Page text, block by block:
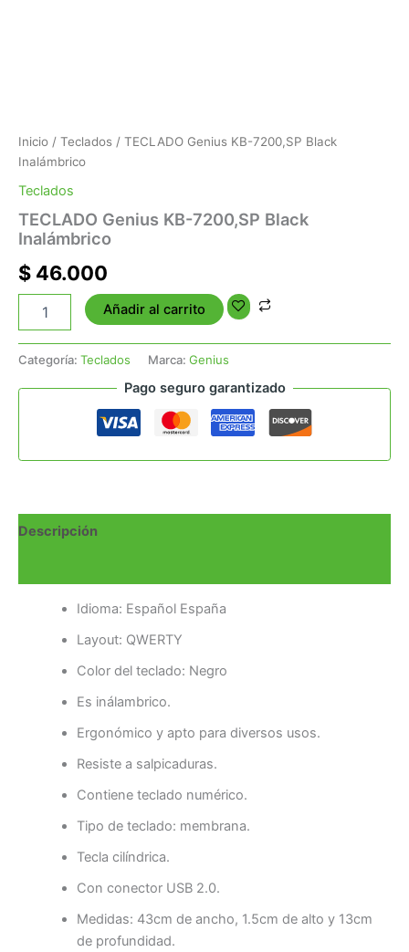
Inicio / Teclados / TECLADO Genius KB-7200,SP Black
Inalámbrico
Teclados
TECLADO Genius KB-7200,SP Black
Inalámbrico
$ 46.000
Añadir al carrito
Categoría: Teclados Marca: Genius
Pago seguro garantizado
Descripción
Idioma: Español España
Layout: QWERTY
Color del teclado: Negro
Es inálambrico.
Ergonómico y apto para diversos usos.
Resiste a salpicaduras.
Contiene teclado numérico.
Tipo de teclado: membrana.
Tecla cilíndrica.
Con conector USB 2.0.
Medidas: 43cm de ancho, 1.5cm de alto y 13cm
de profundidad.